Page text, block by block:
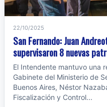
22/10/2025
San Fernando: Juan
supervisaron 8 nuevas
El Intendente mantuvo una
Gabinete del Ministerio de
Buenos Aires, Néstor
Fiscalización y Control...